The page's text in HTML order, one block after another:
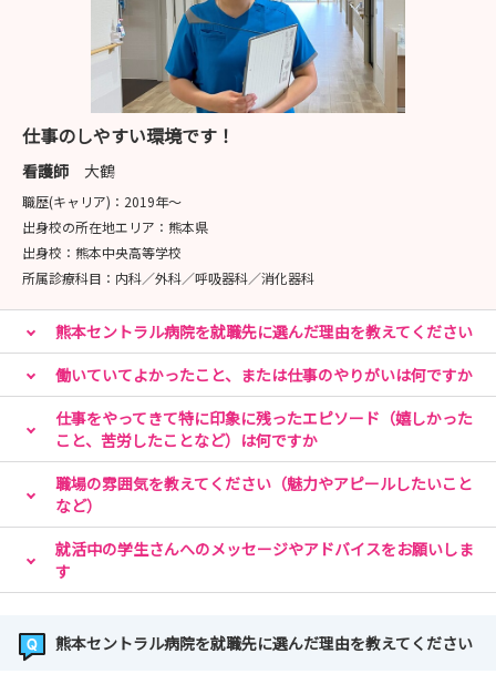
仕事のしやすい環境です！
看護師 大鶴
職歴(キャリア)： 2019年〜
出身校の所在地エリア： 熊本県
出身校： 熊本中央高等学校
所属診療科目： 内科／外科／呼吸器科／消化器科
熊本セントラル病院を就職先に選んだ理由を教えてください
働いていてよかったこと、または仕事のやりがいは何ですか
仕事をやってきて特に印象に残ったエピソード（嬉しかった
こと、苦労したことなど）は何ですか
職場の雰囲気を教えてください（魅力やアピールしたいこと
など）
就活中の学生さんへのメッセージやアドバイスをお願いしま
す
熊本セントラル病院を就職先に選んだ理由を教えてください